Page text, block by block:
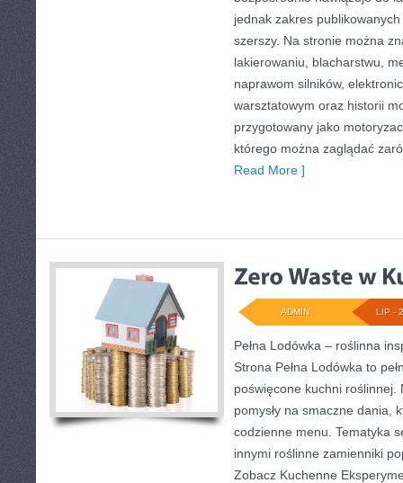
jednak zakres
szerszy. Na stronie można
lakierowaniu, blacharstwu,
naprawom silników,
warsztatowym oraz historii
przygotowany jako
którego można zaglądać
Read More ]
LIP -
ADMIN
Pełna Lodówka – roślinna
Strona Pełna Lodówka to
poświęcone kuchni
pomysły na smaczne dania,
codzienne menu. Tematyka
innymi roślinne zamienniki
Zobacz Kuchenne